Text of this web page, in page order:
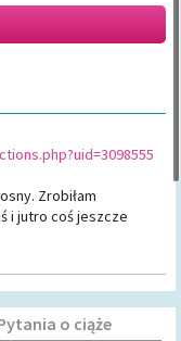
Zrobiłam
i jutro coś jeszcze
o ciąże